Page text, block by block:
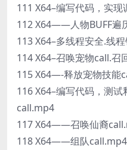
111 X64–编写代码，实
112 X64——人物BUFF遍
113 X64–多线程安全.线
114 X64–召唤宠物call.召
115 X64—-释放宠物技能
116 X64–编写代码，测
call.mp4
117 X64——召唤仙裔
118 X64——组队call.mp4